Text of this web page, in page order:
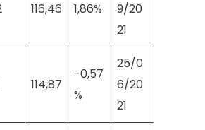
116,46 1,86%
9/20
21
114,87
-0,57
%
25/0
6/20
21